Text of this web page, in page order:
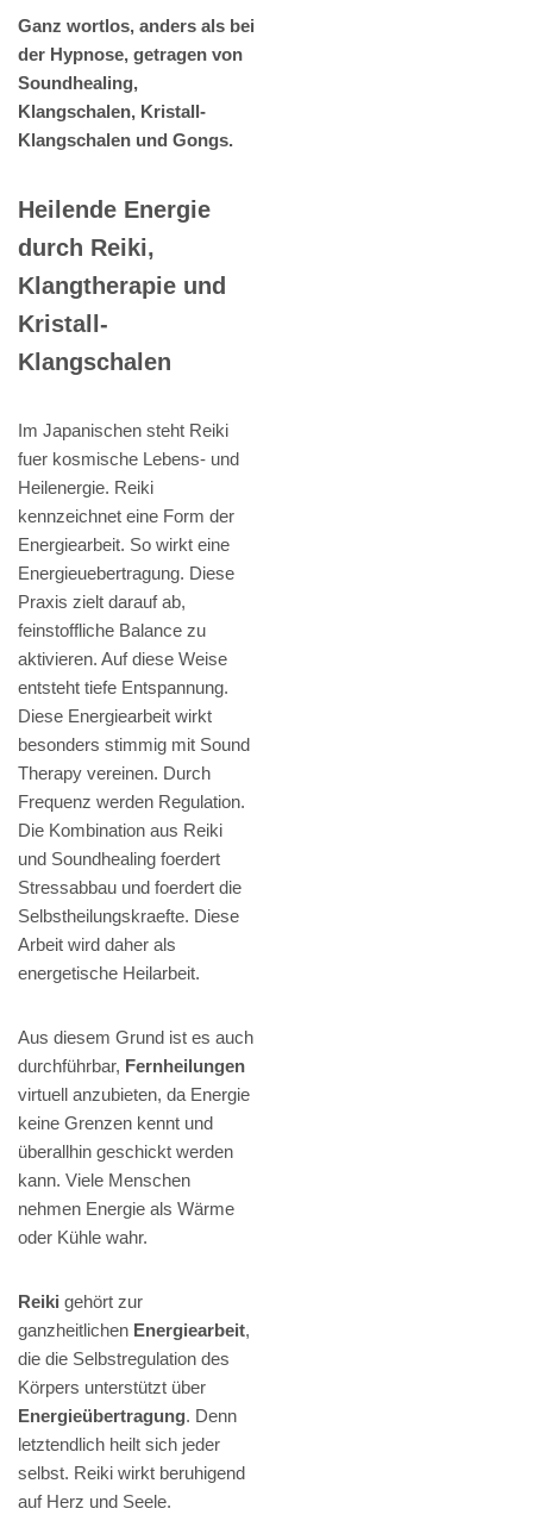
Ganz wortlos, anders als bei
der Hypnose, getragen von
Soundhealing,
Klangschalen, Kristall-
Klangschalen und Gongs.
Heilende Energie
durch Reiki,
Klangtherapie und
Kristall-
Klangschalen
Im Japanischen steht Reiki
fuer kosmische Lebens- und
Heilenergie. Reiki
kennzeichnet eine Form der
Energiearbeit. So wirkt eine
Energieuebertragung. Diese
Praxis zielt darauf ab,
feinstoffliche Balance zu
aktivieren. Auf diese Weise
entsteht tiefe Entspannung.
Diese Energiearbeit wirkt
besonders stimmig mit Sound
Therapy vereinen. Durch
Frequenz werden Regulation.
Die Kombination aus Reiki
und Soundhealing foerdert
Stressabbau und foerdert die
Selbstheilungskraefte. Diese
Arbeit wird daher als
energetische Heilarbeit.
Aus diesem Grund ist es auch
durchführbar, Fernheilungen
virtuell anzubieten, da Energie
keine Grenzen kennt und
überallhin geschickt werden
kann. Viele Menschen
nehmen Energie als Wärme
oder Kühle wahr.
Reiki gehört zur
ganzheitlichen Energiearbeit,
die die Selbstregulation des
Körpers unterstützt über
Energieübertragung. Denn
letztendlich heilt sich jeder
selbst. Reiki wirkt beruhigend
auf Herz und Seele.